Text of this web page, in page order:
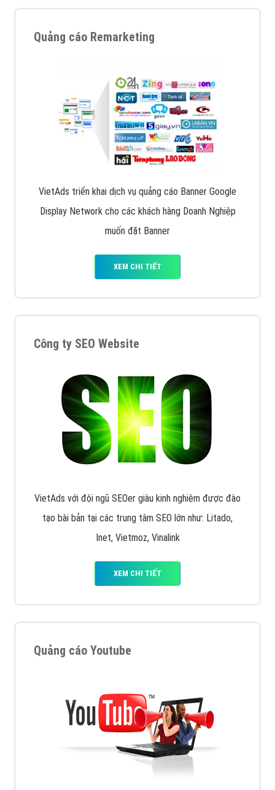
Quảng cáo Remarketing
VietAds triển khai dịch vụ quảng cáo Banner Google
Display Network cho các khách hàng Doanh Nghiệp
muốn đặt Banner
XEM CHI TIẾT
Công ty SEO Website
VietAds với đội ngũ SEOer giàu kinh nghiệm được đào
tạo bài bản tại các trung tâm SEO lớn như: Litado,
Inet, Vietmoz, Vinalink
XEM CHI TIẾT
Quảng cáo Youtube